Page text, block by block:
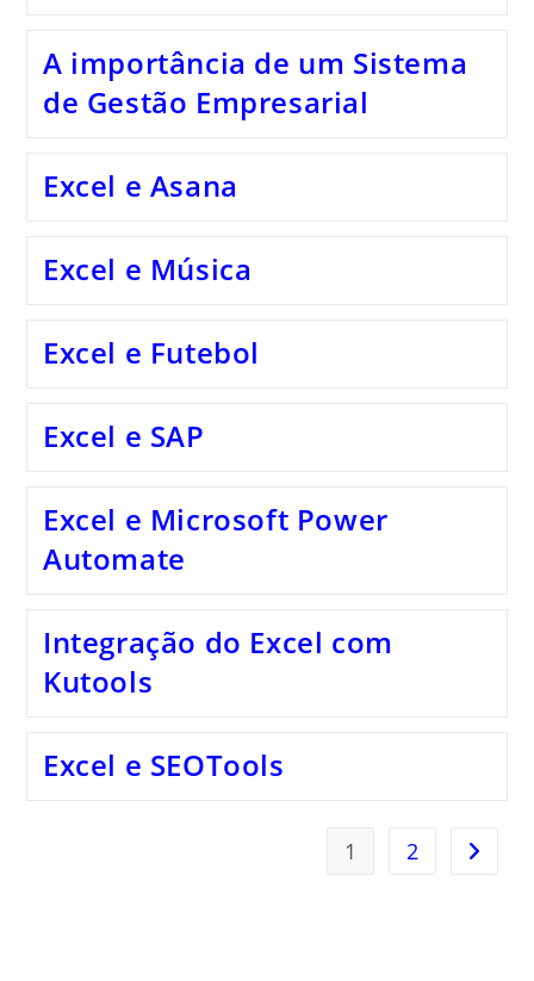
A importância de um Sistema
de Gestão Empresarial
Excel e Asana
Excel e Música
Excel e Futebol
Excel e SAP
Excel e Microsoft Power
Automate
Integração do Excel com
Kutools
Excel e SEOTools
1 2 Ir para